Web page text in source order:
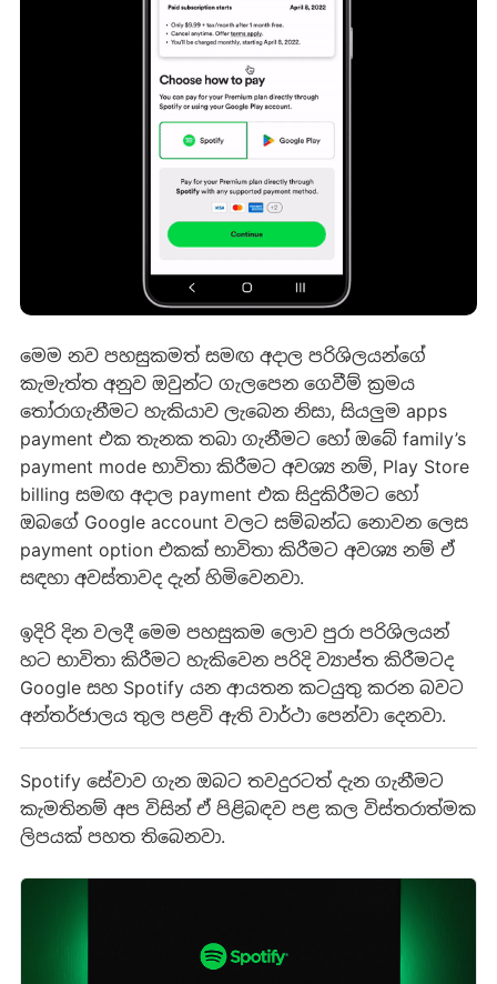
මෙම නව පහසුකමත් සමඟ අදාල පරිශිලයන්ගේ
කැමැත්ත අනුව ඔවුන්ට ගැලපෙන ගෙවීම් ක්‍රමය
තෝරාගැනීමට හැකියාව ලැබෙන නිසා, සියලුම apps
payment එක තැනක තබා ගැනීමට හෝ ඔබේ family’s
payment mode භාවිතා කිරීමට අවශ්‍ය නම්, Play Store
billing සමඟ අදාල payment එක සිදුකිරීමට හෝ
ඔබගේ Google account වලට සම්බන්ධ නොවන ලෙස
payment option එකක් භාවිතා කිරීමට අවශ්‍ය නම් ඒ
සඳහා අවස්තාවද දැන් හිමිවෙනවා.
ඉදිරි දින වලදී මෙම පහසුකම ලොව පුරා පරිශිලයන්
හට භාවිතා කිරීමට හැකිවෙන පරිදි ව්‍යාප්ත කිරීමටද
Google සහ Spotify යන ආයතන කටයුතු කරන බවට
අන්තර්ජාලය තුල පළවි ඇති වාර්ථා පෙන්වා දෙනවා.
Spotify සේවාව ගැන ඔබට තවදුරටත් දැන ගැනීමට
කැමතිනම් අප විසින් ඒ පිළිබඳව පළ කල විස්තරාත්මක
ලිපයක් පහත තිබෙනවා.